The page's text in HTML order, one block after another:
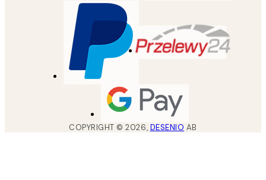
COPYRIGHT ©2026, DESENIO AB